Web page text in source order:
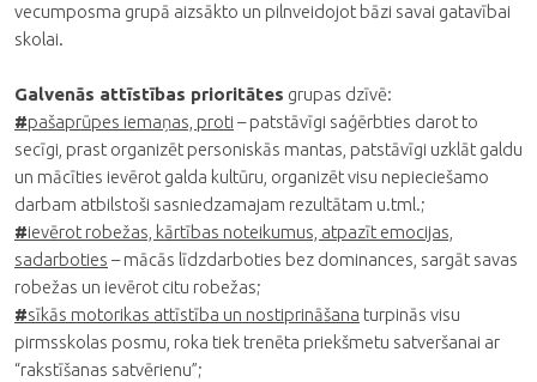
vecumposma grupā aizsākto un pilnveidojot bāzi savai gatavībai
skolai.
Galvenās attīstības prioritātes grupas dzīvē:
#pašaprūpes iemaņas, proti – patstāvīgi saģērbties darot to
secīgi, prast organizēt personiskās mantas, patstāvīgi uzklāt galdu
un mācīties ievērot galda kultūru, organizēt visu nepieciešamo
darbam atbilstoši sasniedzamajam rezultātam u.tml.;
#ievērot robežas, kārtības noteikumus, atpazīt emocijas,
sadarboties – mācās līdzdarboties bez dominances, sargāt savas
robežas un ievērot citu robežas;
#sīkās motorikas attīstība un nostiprināšana turpinās visu
pirmsskolas posmu, roka tiek trenēta priekšmetu satveršanai ar
“rakstīšanas satvērienu”;